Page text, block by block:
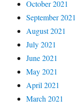
October 2021
September 2021
August 2021
July 2021
June 2021
May 2021
April 2021
March 2021